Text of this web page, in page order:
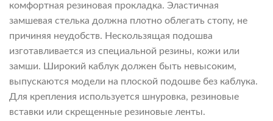
комфортная резиновая прокладка. Эластичная
замшевая стелька должна плотно облегать стопу, не
причиняя неудобств. Нескользящая подошва
изготавливается из специальной резины, кожи или
замши. Широкий каблук должен быть невысоким,
выпускаются модели на плоской подошве без каблука.
Для крепления используется шнуровка, резиновые
вставки или скрещенные резиновые ленты.